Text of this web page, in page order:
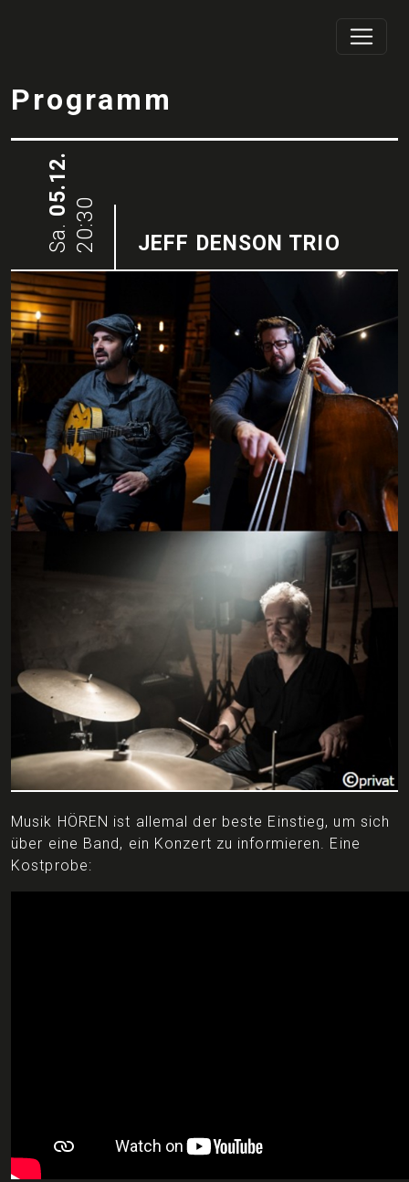
Programm
Sa.
05.12.
20:30 JEFF DENSON TRIO
Musik HÖREN ist allemal der beste Einstieg, um sich
über eine Band, ein Konzert zu informieren. Eine
Kostprobe: